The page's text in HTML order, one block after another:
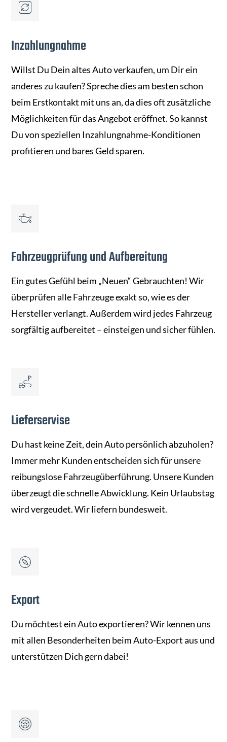
Inzahlungnahme
Willst Du Dein altes Auto verkaufen, um Dir ein
anderes zu kaufen? Spreche dies am besten schon
beim Erstkontakt mit uns an, da dies oft zusätzliche
Möglichkeiten für das Angebot eröffnet. So kannst
Du von speziellen Inzahlungnahme-Konditionen
profitieren und bares Geld sparen.
Fahrzeugprüfung und Aufbereitung
Ein gutes Gefühl beim „Neuen“ Gebrauchten! Wir
überprüfen alle Fahrzeuge exakt so, wie es der
Hersteller verlangt. Außerdem wird jedes Fahrzeug
sorgfältig aufbereitet – einsteigen und sicher fühlen.
Lieferservise
Du hast keine Zeit, dein Auto persönlich abzuholen?
Immer mehr Kunden entscheiden sich für unsere
reibungslose Fahrzeugüberführung. Unsere Kunden
überzeugt die schnelle Abwicklung. Kein Urlaubstag
wird vergeudet. Wir liefern bundesweit.
Export
Du möchtest ein Auto exportieren? Wir kennen uns
mit allen Besonderheiten beim Auto-Export aus und
unterstützen Dich gern dabei!